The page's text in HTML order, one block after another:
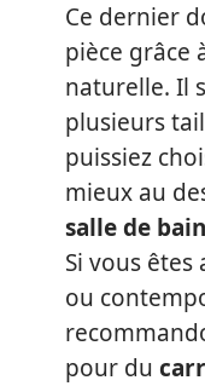
Ce dernier
pièce grâce
naturelle. Il
plusieurs
puissiez
mieux au
salle de bain
Si vous
ou
pour du